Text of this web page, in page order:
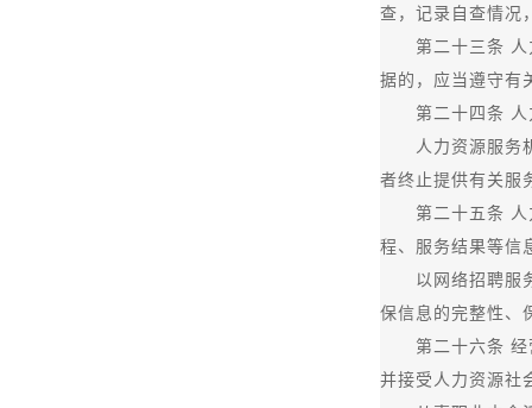
查，记录自查情况
第二十三条 人力
据的，应当遵守有
第二十四条 人力
人力资源服务机
者终止提供有关服
第二十五条 人力
程、服务结果等信
以网络招聘服务
保信息的完整性、
第二十六条 经营
并接受人力资源社